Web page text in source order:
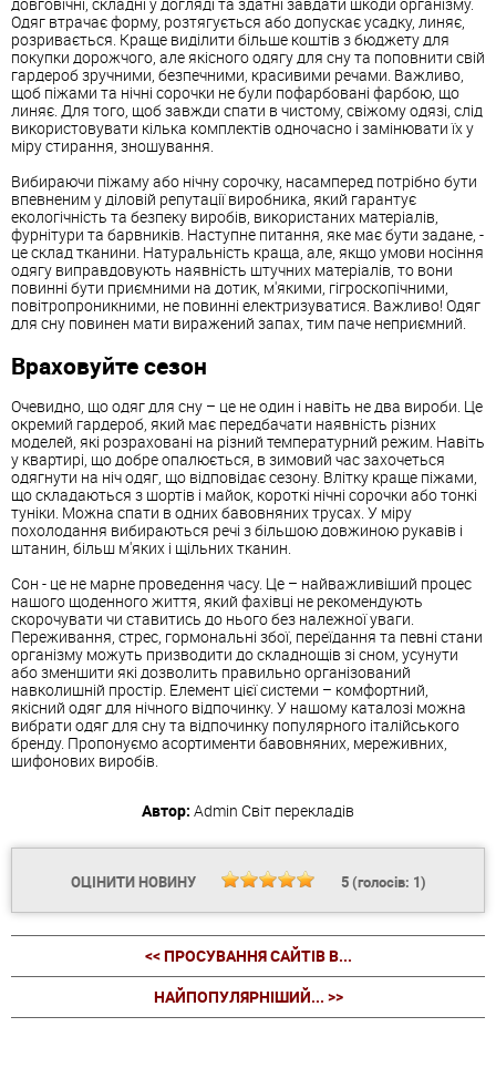
довговічні, складні у догляді та здатні завдати шкоди організму.
Одяг втрачає форму, розтягується або допускає усадку, линяє,
розривається. Краще виділити більше коштів з бюджету для
покупки дорожчого, але якісного одягу для сну та поповнити свій
гардероб зручними, безпечними, красивими речами. Важливо,
щоб піжами та нічні сорочки не були пофарбовані фарбою, що
линяє. Для того, щоб завжди спати в чистому, свіжому одязі, слід
використовувати кілька комплектів одночасно і замінювати їх у
міру стирання, зношування.
Вибираючи піжаму або нічну сорочку, насамперед потрібно бути
впевненим у діловій репутації виробника, який гарантує
екологічність та безпеку виробів, використаних матеріалів,
фурнітури та барвників. Наступне питання, яке має бути задане, -
це склад тканини. Натуральність краща, але, якщо умови носіння
одягу виправдовують наявність штучних матеріалів, то вони
повинні бути приємними на дотик, м'якими, гігроскопічними,
повітропроникними, не повинні електризуватися. Важливо! Одяг
для сну повинен мати виражений запах, тим паче неприємний.
Враховуйте сезон
Очевидно, що одяг для сну – це не один і навіть не два вироби. Це
окремий гардероб, який має передбачати наявність різних
моделей, які розраховані на різний температурний режим. Навіть
у квартирі, що добре опалюється, в зимовий час захочеться
одягнути на ніч одяг, що відповідає сезону. Влітку краще піжами,
що складаються з шортів і майок, короткі нічні сорочки або тонкі
туніки. Можна спати в одних бавовняних трусах. У міру
похолодання вибираються речі з більшою довжиною рукавів і
штанин, більш м'яких і щільних тканин.
Сон - це не марне проведення часу. Це – найважливіший процес
нашого щоденного життя, який фахівці не рекомендують
скорочувати чи ставитись до нього без належної уваги.
Переживання, стрес, гормональні збої, переїдання та певні стани
організму можуть призводити до складнощів зі сном, усунути
або зменшити які дозволить правильно організований
навколишній простір. Елемент цієї системи – комфортний,
якісний одяг для нічного відпочинку. У нашому каталозі можна
вибрати одяг для сну та відпочинку популярного італійського
бренду. Пропонуємо асортименти бавовняних, мереживних,
шифонових виробів.
Автор: Admin Світ перекладів
ОЦІНИТИ НОВИНУ 5(голосів: 1)
<< ПРОСУВАННЯ САЙТІВ В...
НАЙПОПУЛЯРНІШИЙ... >>